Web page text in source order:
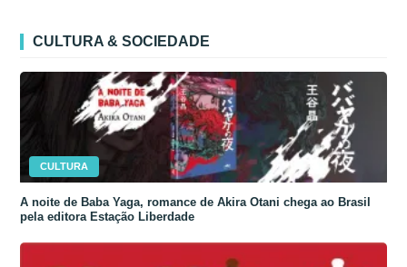
CULTURA & SOCIEDADE
CULTURA
A noite de Baba Yaga, romance de Akira Otani chega ao Brasil
pela editora Estação Liberdade